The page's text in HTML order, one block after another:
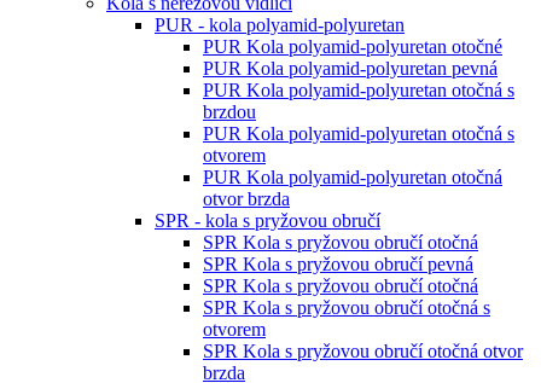
PUR - kola polyamid-polyuretan
PUR Kola polyamid-polyuretan otočné
PUR Kola polyamid-polyuretan pevná
PUR Kola polyamid-polyuretan otočná s
brzdou
PUR Kola polyamid-polyuretan otočná s
otvorem
PUR Kola polyamid-polyuretan otočná
otvor brzda
SPR - kola s pryžovou obručí
SPR Kola s pryžovou obručí otočná
SPR Kola s pryžovou obručí pevná
SPR Kola s pryžovou obručí otočná
SPR Kola s pryžovou obručí otočná s
otvorem
SPR Kola s pryžovou obručí otočná otvor
brzda